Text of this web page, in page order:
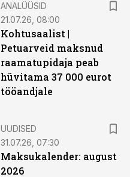
ANALÜÜSID
21.07.26, 08:00
Kohtusaalist |
Petuarveid maksnud
raamatupidaja peab
hüvitama 37 000 eurot
tööandjale
UUDISED
31.07.26, 07:30
Maksukalender: august
2026